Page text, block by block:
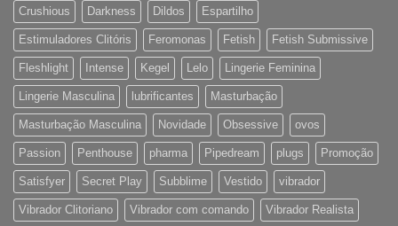
Crushious Darkness Dildos Espartilho
Estimuladores Clitóris Feromonas Fetish Fetish Submissive
Fleshlight Intense Kegel Lelo Lingerie Feminina
Lingerie Masculina lubrificantes Masturbação
Masturbação Masculina Novidade Obsessive ovos
Passion Penthouse pharma Pipedream plugs Promoção
Satisfyer Secret Play Subblime Vestido vibrador
Vibrador Clitoriano Vibrador com comando Vibrador Realista